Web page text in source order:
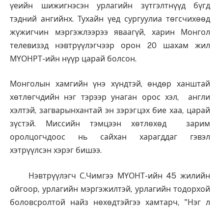
үеийн шижигнэсэн урлагийн зүтгэлтнүүд бүгд
тэдний ангийнх. Тухайн үед сургуулиа төгсчихөөд
жүжигчин мэргэжлээрээ яваагүй, харин Монгол
телевизэд нэвтрүүлэгчээр орон 20 шахам жил
МҮОНРТ-ийн нүүр царай болсон.
Монголын хамгийн үнэ хүндтэй, өндөр ханштай
хөтлөгчдийн нэг тэрээр унаган орос хэл, англи
хэлтэй, загварынхантай эн зэрэгцэх бие хаа, царай
зүстэй. Миссийн тэмцээн хөтлөхөд зарим
оролцогчдоос нь сайхан харагддаг гэвэл
хэтрүүлсэн хэрэг бишээ.
Нэвтрүүлэгч С.Чимгээ МҮОНТ-ийн 45 жилийн
ойгоор, урлагийн мэргэжилтэй, урлагийн тодорхой
боловсролтой найз нөхөдтэйгээ хамтарч, "Нэг л